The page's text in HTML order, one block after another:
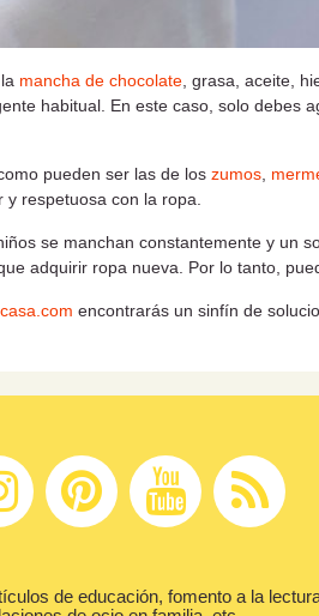
mancha de chocolate , grasa, aceite,
habitual. En este caso, solo debes
pueden ser las de los zumos
respetuosa con la ropa.
se manchan constantemente y un
adquirir ropa nueva. Por lo tanto,
encontrarás un sinfín de
de educación, fomento a la